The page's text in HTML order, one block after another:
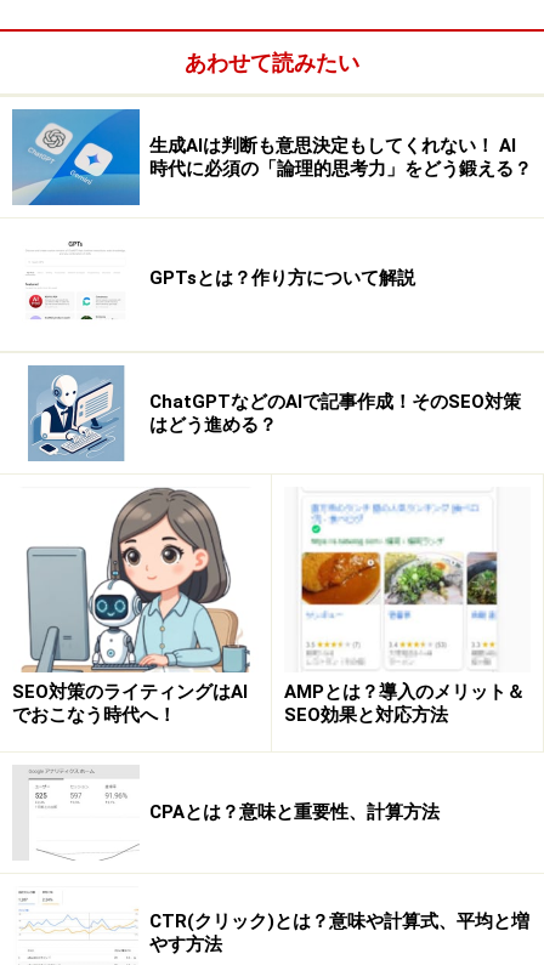
パンくずリスト作成上のポイント
パンくずリストの作成にあたり、特に留意すべきポイン
トがあります。
1.パンくずリストをクリック後、移動先のページでも同
じ位置に配置されていると、ページの位置関係が直感的
に理解しやすくなります。特別な理由がある場合以外
は、全ページほぼ同じ場所に設置することをおすすめし
2.階層構造に準じて、階層の上位(大凡TOPページ)から記
述していきます。最後に、現在位置のページが右端にき
ます。
3.現在ページを表す右端の項目は、リンクを設定しませ
リックをさせないという理由があります。
ります。その為、出来るだけページタイトル(titleタグ参
照)と一致させたものが望ましいです。ただ、文字数が多
い場合は、全てを記述することが難しくなるため、タイ
あわせて読みたい
生成AIは判断も意思決定もしてくれない！ AI
時代に必須の「論理的思考力」をどう鍛える？
GPTsとは？作り方について解説
ChatGPTなどのAIで記事作成！そのSEO対策
はどう進める？
SEO対策のライティングはAI
でおこなう時代へ！
AMPとは？導入のメリット＆
SEO効果と対応方法
CPAとは？意味と重要性、計算方法
CTR(クリック)とは？意味や計算式、平均と増
やす方法